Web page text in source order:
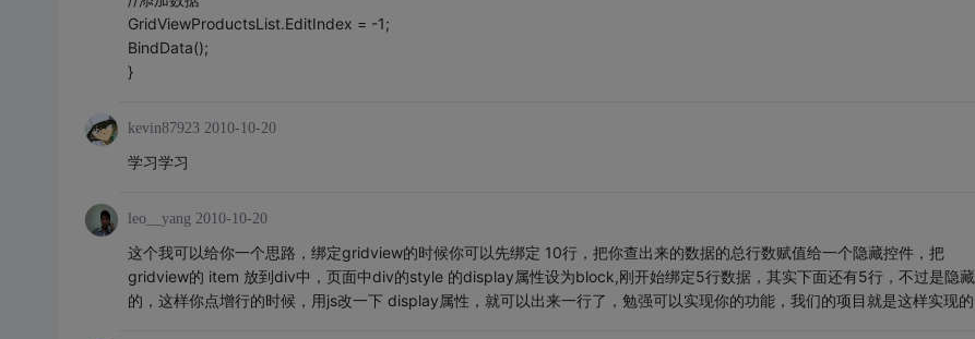
GridViewProductsList.EditIndex = -1;
BindData();
}
kevin87923 2010-10-20
学习学习
leo__yang 2010-10-20
这个我可以给你一个思路，绑定gridview的时候你可以先绑定 10行，把你查出来的数据的总行数赋值给一个隐藏控件，把
gridview的 item 放到div中，页面中div的style 的display属性设为block,刚开始绑定5行数据，其实下面还有5行，不过是隐藏
的，这样你点增行的时候，用js改一下 display属性，就可以出来一行了，勉强可以实现你的功能，我们的项目就是这样实现的